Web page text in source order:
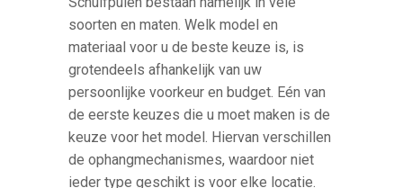
soorten en maten. Welk model en
materiaal voor u de beste keuze is, is
grotendeels afhankelijk van uw
persoonlijke voorkeur en budget. Eén van
de eerste keuzes die u moet maken is de
keuze voor het model. Hiervan verschillen
de ophangmechanismes, waardoor niet
ieder type geschikt is voor elke locatie.